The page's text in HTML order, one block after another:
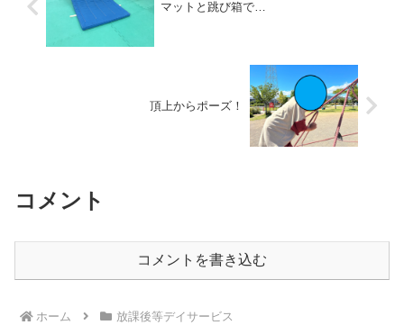
マットと跳び箱で…
頂上からポーズ！
コメント
コメントを書き込む
ホーム 放課後等デイサービス